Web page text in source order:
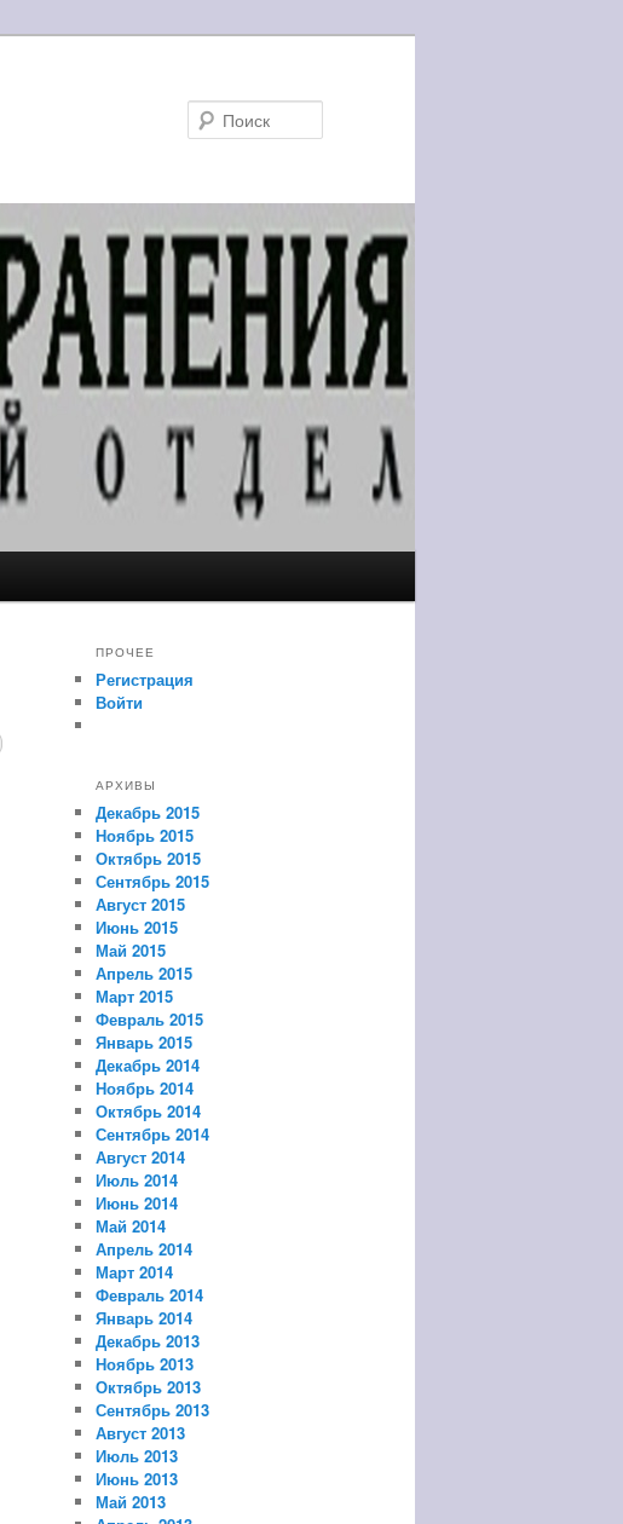
ПРОЧЕЕ
Регистрация
Войти
АРХИВЫ
Декабрь 2015
Ноябрь 2015
Октябрь 2015
Сентябрь 2015
Август 2015
Июнь 2015
Май 2015
Апрель 2015
Март 2015
Февраль 2015
Январь 2015
Декабрь 2014
Ноябрь 2014
Октябрь 2014
Сентябрь 2014
Август 2014
Июль 2014
Июнь 2014
Май 2014
Апрель 2014
Март 2014
Февраль 2014
Январь 2014
Декабрь 2013
Ноябрь 2013
Октябрь 2013
Сентябрь 2013
Август 2013
Июль 2013
Июнь 2013
Май 2013